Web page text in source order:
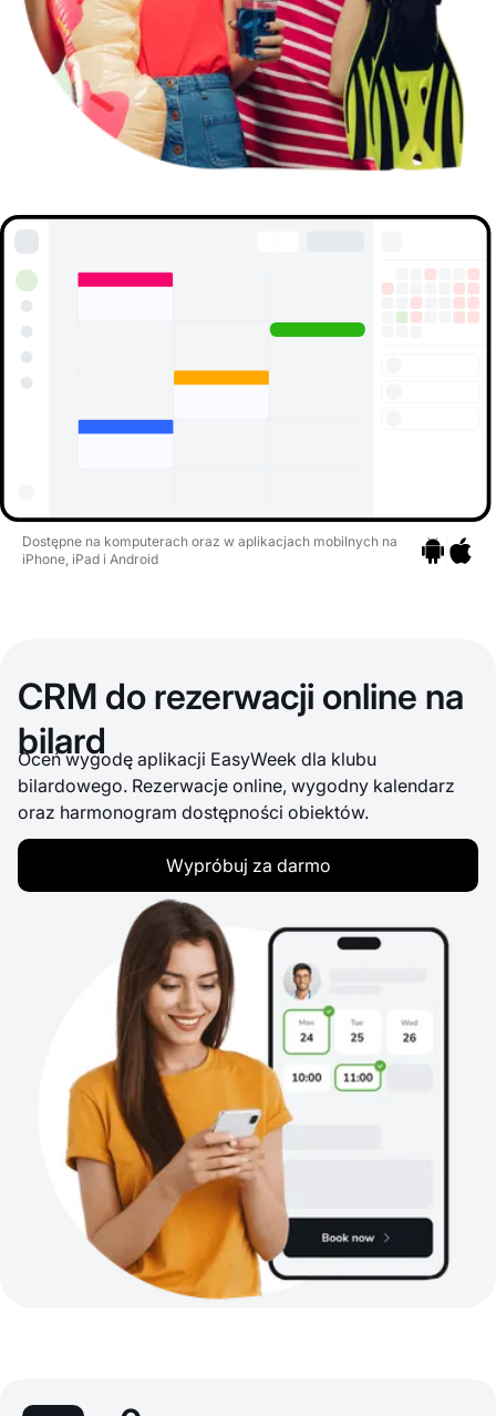
Dostępne na komputerach oraz w aplikacjach mobilnych na
iPhone, iPad i Android
CRM do rezerwacji online na
bilard
Oceń wygodę aplikacji EasyWeek dla klubu
bilardowego. Rezerwacje online, wygodny kalendarz
oraz harmonogram dostępności obiektów.
Wypróbuj za darmo